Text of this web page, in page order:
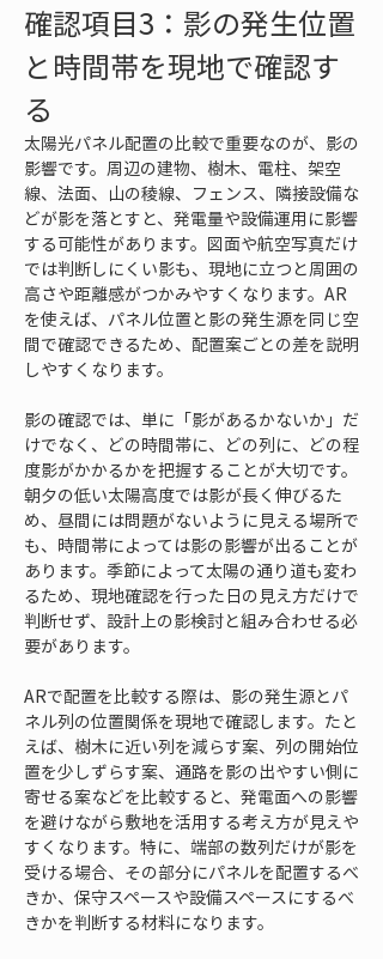
確認項目3：影の発生位置
と時間帯を現地で確認す
る
太陽光パネル配置の比較で重要なのが、影の
影響です。周辺の建物、樹木、電柱、架空
線、法面、山の稜線、フェンス、隣接設備な
どが影を落とすと、発電量や設備運用に影響
する可能性があります。図面や航空写真だけ
では判断しにくい影も、現地に立つと周囲の
高さや距離感がつかみやすくなります。AR
を使えば、パネル位置と影の発生源を同じ空
間で確認できるため、配置案ごとの差を説明
しやすくなります。
影の確認では、単に「影があるかないか」だ
けでなく、どの時間帯に、どの列に、どの程
度影がかかるかを把握することが大切です。
朝夕の低い太陽高度では影が長く伸びるた
め、昼間には問題がないように見える場所で
も、時間帯によっては影の影響が出ることが
あります。季節によって太陽の通り道も変わ
るため、現地確認を行った日の見え方だけで
判断せず、設計上の影検討と組み合わせる必
要があります。
ARで配置を比較する際は、影の発生源とパ
ネル列の位置関係を現地で確認します。たと
えば、樹木に近い列を減らす案、列の開始位
置を少しずらす案、通路を影の出やすい側に
寄せる案などを比較すると、発電面への影響
を避けながら敷地を活用する考え方が見えや
すくなります。特に、端部の数列だけが影を
受ける場合、その部分にパネルを配置するべ
きか、保守スペースや設備スペースにするべ
きかを判断する材料になります。